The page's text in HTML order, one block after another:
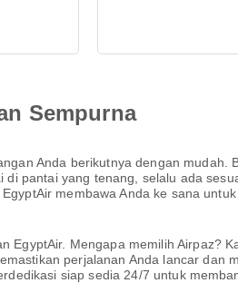
Sempurna
Anda berikutnya dengan mudah.
pantai yang tenang, selalu ada
membawa Anda ke sana
Mengapa memilih Airpaz?
perjalanan Anda lancar dan
siap sedia 24/7 untuk